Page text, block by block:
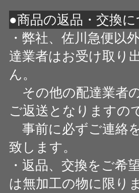
●商品の返品・交換
・弊社、佐川急便以
達業者はお受け取り
ん。
その他の配達業者
ご返送となりますの
事前に必ずご連絡
致します。
・返品、交換をご希
は無加工の物に限り